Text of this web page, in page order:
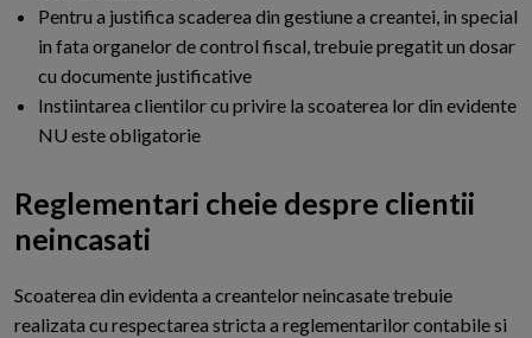
Pentru a justifica scaderea din gestiune a creantei, in special
in fata organelor de control fiscal, trebuie pregatit un dosar
cu documente justificative
Instiintarea clientilor cu privire la scoaterea lor din evidente
NU este obligatorie
Reglementari cheie despre clientii
neincasati
Scoaterea din evidenta a creantelor neincasate trebuie
realizata cu respectarea stricta a reglementarilor contabile si